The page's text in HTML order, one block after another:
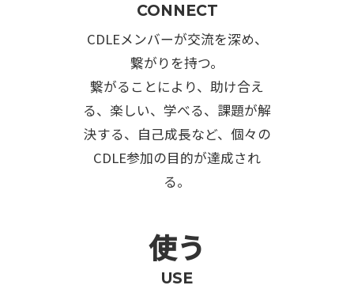
CONNECT
CDLEメンバーが交流を深め、
繋がりを持つ。
繋がることにより、助け合え
る、楽しい、学べる、課題が解
決する、自己成長など、個々の
CDLE参加の目的が達成され
る。
使う
USE